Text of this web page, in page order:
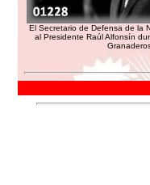
El Secretario de Defensa de la
al Presidente Raúl Alfonsín